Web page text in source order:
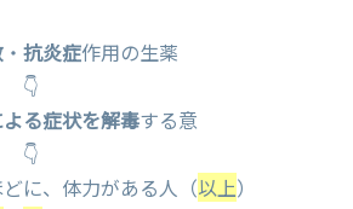
・ 抗炎症作用の生薬
る症状を解毒する意
に、体力がある人（以上）